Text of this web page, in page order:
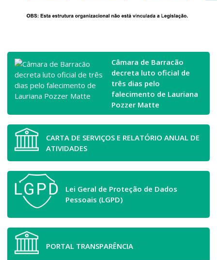
Câmara de Barracão
decreta luto oficial de
três dias pelo
falecimento de Lauriana
Pozzer Matte
CARTA DE SERVIÇOS E RELATÓRIO ANUAL DE
ATIVIDADES
Lei Geral de Proteção de Dados
Pessoais (LGPD)
PORTAL TRANSPARÊNCIA